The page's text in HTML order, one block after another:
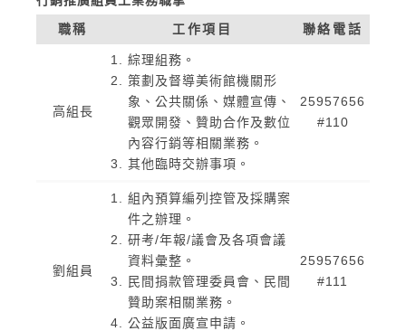
職稱
工作項目 聯絡電話
高組長
綜理組務。
策劃及督導美術館機關形
象、公共關係、媒體宣傳、
觀眾開發、贊助合作及數位
內容行銷等相關業務。
其他臨時交辦事項。
25957656
#110
劉組員
組內預算編列控管及採購案
件之辦理。
研考/年報/議會及各項會議
資料彙整。
民間捐款管理委員會、民間
贊助案相關業務。
公益版面廣宣申請。
25957656
#111